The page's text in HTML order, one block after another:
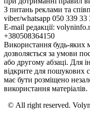
З питань реклами та
viber/whatsapp 050 339 33
E-mail редакції:
+380508364150
Використання будь-яких
дозволяється за умови
або другому абзаці. Для
відкрите для пошукових
має бути розміщено
використання матеріалів.
© All right reserved.